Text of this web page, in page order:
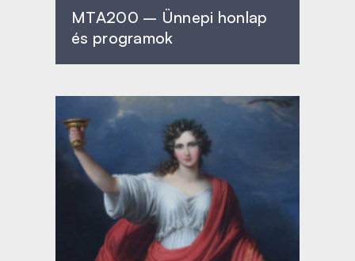
MTA200 – Ünnepi honlap
és programok